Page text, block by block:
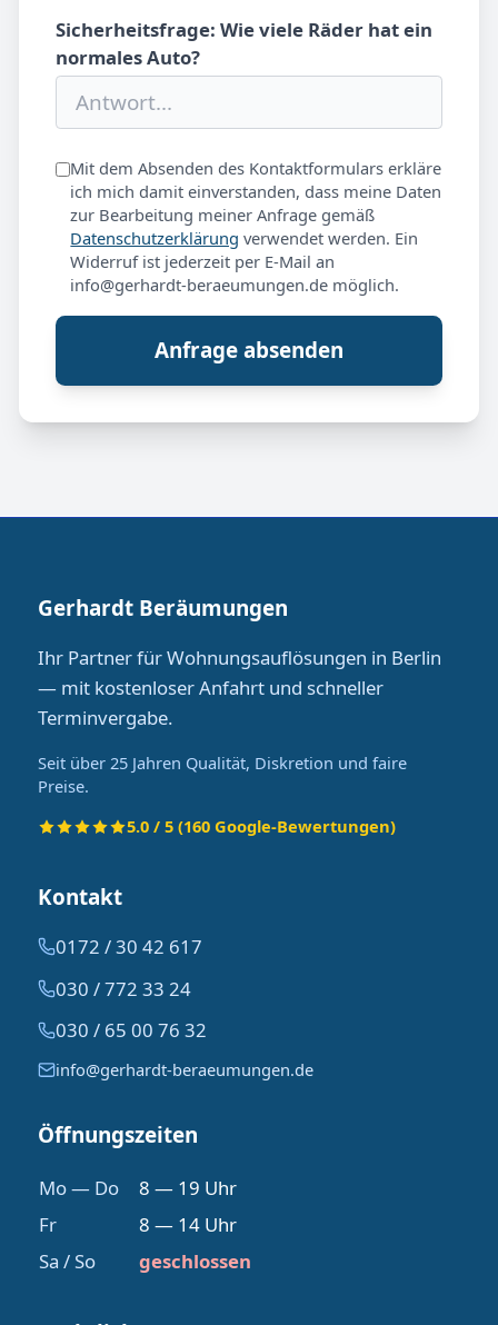
Sicherheitsfrage: Wie viele Räder hat ein
normales Auto?
Mit dem Absenden des Kontaktformulars erkläre
ich mich damit einverstanden, dass meine Daten
zur Bearbeitung meiner Anfrage gemäß
Datenschutzerklärung verwendet werden. Ein
Widerruf ist jederzeit per E-Mail an
info@gerhardt-beraeumungen.de möglich.
Anfrage absenden
Gerhardt Beräumungen
Ihr Partner für Wohnungsauflösungen in Berlin
— mit kostenloser Anfahrt und schneller
Terminvergabe.
Seit über 25 Jahren Qualität, Diskretion und faire
Preise.
5.0 / 5 (160 Google-Bewertungen)
Kontakt
0172 / 30 42 617
030 / 772 33 24
030 / 65 00 76 32
info@gerhardt-beraeumungen.de
Öffnungszeiten
Mo — Do
8 — 19 Uhr
Fr
8 — 14 Uhr
Sa / So
geschlossen